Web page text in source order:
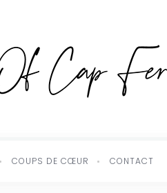
COUPS DE CŒUR CONTACT